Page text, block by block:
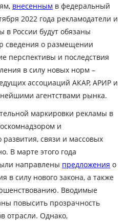
внесенным в федеральный
2022 года рекламодатели и
в России будут обязаны
сведения о размещении
перспективы и последствия
в силу новых норм –
ассоциаций АКАР, АРИР и
агентствами рынка.
маркировки рекламы в
и
связи и массовых
В марте этого года
направлены предложения о
в силу нового закона, а также
Вводимые
повысить прозрачность
отрасли. Однако,